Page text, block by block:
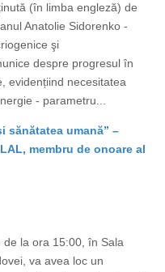
(în limba engleză) de
Anatolie Sidorenko -
şi
despre progresul în
evidențiind necesitatea
- parametru...
sănătatea umană” –
membru de onoare al
la ora 15:00, în Sala
va avea loc un